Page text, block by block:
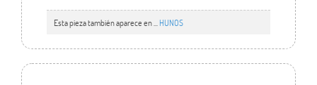
Esta pieza también aparece en ... HUNOS